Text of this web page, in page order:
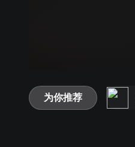
为你推荐